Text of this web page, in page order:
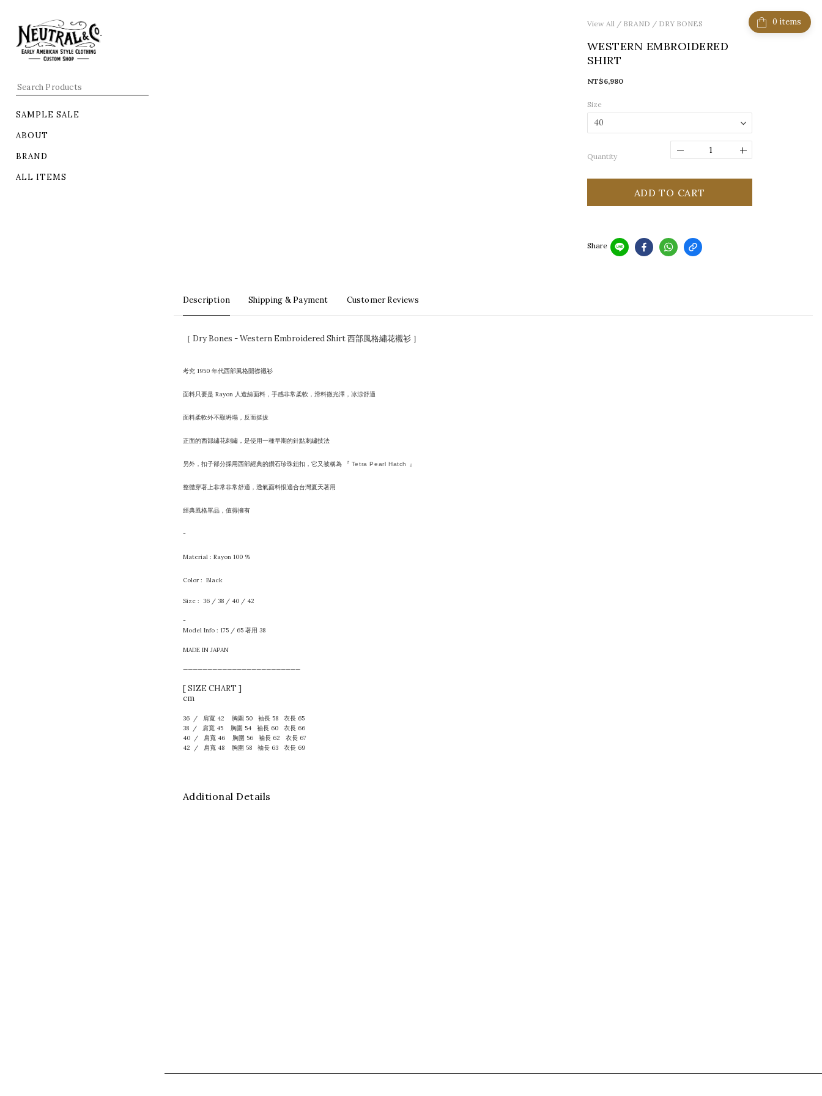
SAMPLE SALE
ABOUT
BRAND
ALL ITEMS
items
View All/ BRAND / DRY BONES
WESTERN EMBROIDERED
SHIRT
NT$6,980
Size
Quantity
ADD TO CART
Share
Description Shipping & Payment Customer Reviews
［ Dry Bones - Western Embroidered Shirt 西部風格繡花襯衫 ］
考究 1950 年代西部風格開襟襯衫
面料只要是 Rayon 人造絲面料，手感非常柔軟，滑料微光澤，冰涼舒適
面料柔軟外不顯坍塌，反而挺拔
正面的西部繡花刺繡，是使用一種早期的針點刺繡技法
另外，扣子部分採用西部經典的鑽石珍珠鈕扣，它又被稱為 『 Tetra Pearl Hatch 』
整體穿著上非常非常舒適，透氣面料恨適合台灣夏天著用
經典風格單品，值得擁有
-
Material : Rayon 100 %
Color : Black
Size : 36 / 38 / 40 / 42
-
Model Info : 175 / 65 著用 38
MADE IN JAPAN
————————————————————————
[ SIZE CHART ]
cm
36 / 肩寬 42 胸圍 50 袖長 58 衣長 65
38 / 肩寬 45 胸圍 54 袖長 60 衣長 66
40 / 肩寬 46 胸圍 56 袖長 62 衣長 67
42 / 肩寬 48 胸圍 58 袖長 63 衣長 69
Additional Details